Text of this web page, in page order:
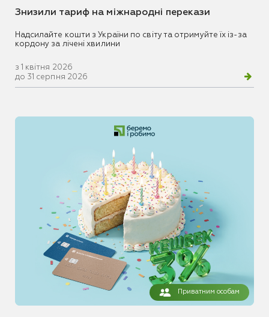
Знизили тариф на міжнародні перекази
Надсилайте кошти з України по світу та отримуйте їх із-за
кордону за лічені хвилини
з 1 квітня 2026
до 31 серпня 2026
Приватним особам